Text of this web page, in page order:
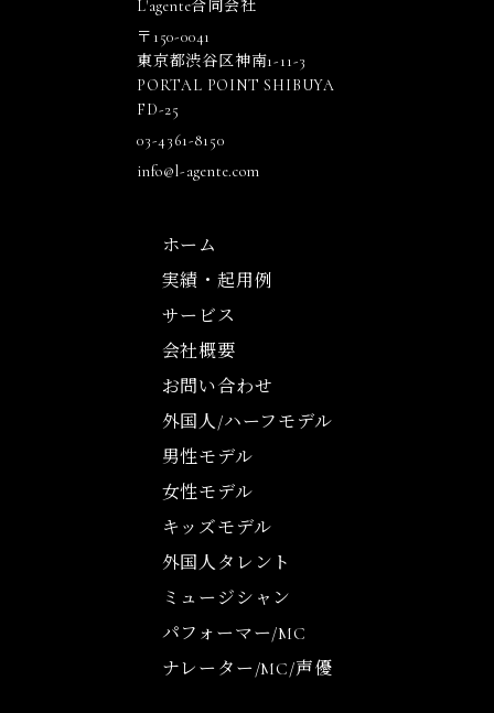
L'agente合同会社
〒150-0041
東京都渋谷区神南1-11-3
PORTAL POINT SHIBUYA
FD-25
03-4361-8150
info@l-agente.com
ホーム
実績・起用例
サービス
会社概要
お問い合わせ
外国人/ハーフモデル
男性モデル
女性モデル
キッズモデル
外国人タレント
ミュージシャン
パフォーマー/MC
ナレーター/MC/声優